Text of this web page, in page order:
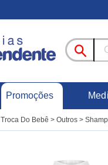
Promoções
Troca Do Bebê > Outros >